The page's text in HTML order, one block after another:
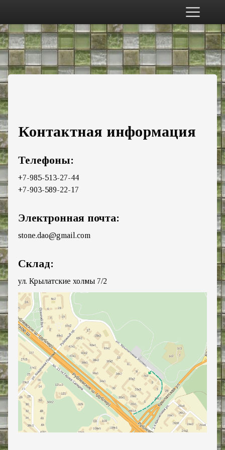
Главная
Продукция
Приглашаем партнеров
Контакты
Контактная информация
Телефоны:
+7-985-513-27-44
+7-903-589-22-17
Электронная почта:
stone.dao@gmail.com
Склад:
ул. Крылатские холмы 7/2